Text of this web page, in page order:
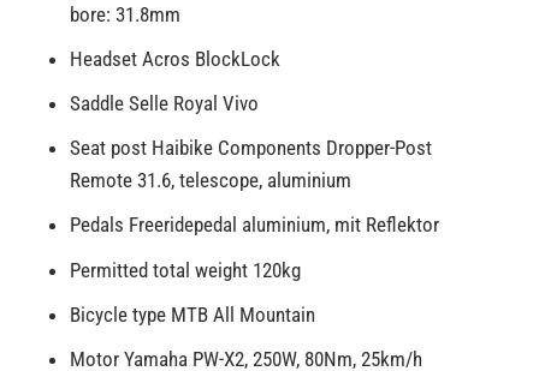
bore: 31.8mm
Headset Acros BlockLock
Saddle Selle Royal Vivo
Seat post Haibike Components Dropper-Post
Remote 31.6, telescope, aluminium
Pedals Freeridepedal aluminium, mit Reflektor
Permitted total weight 120kg
Bicycle type MTB All Mountain
Motor Yamaha PW-X2, 250W, 80Nm, 25km/h